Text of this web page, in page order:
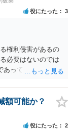
えいただくといい
手も納得できるか
の内容からは判断
意することはリス
項を記載するべき
する回答は以上で
お近くの弁護士に
等を求めることを
約書の具体的内容
の証拠価値はある
を貸付扱いに変更
は不当利得（受け
返還請求されてい
と存じます。 ④ 私
既に約100万あり。
万円を支払う事は
可能性はあります
行により不動産等
れることになりま
その場合は分割払
事情であれば、私
役にたった 3
権利侵害があるの
必要はないのでは
あっても、そこに紐
損害が発生したと
可能性も低いので
額可能か？
役にたった 2